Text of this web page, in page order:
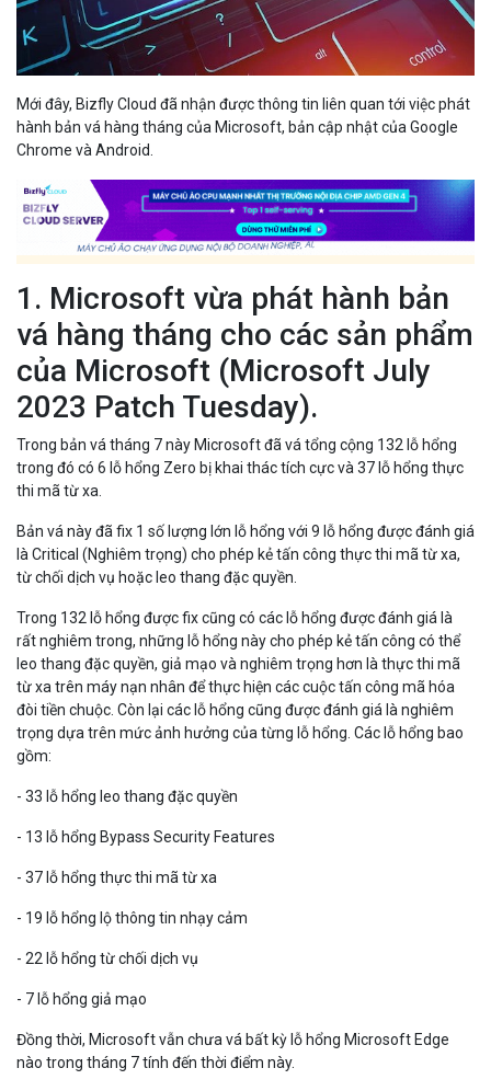
Mới đây, Bizfly Cloud đã nhận được thông tin liên quan tới việc phát
hành bản vá hàng tháng của Microsoft, bản cập nhật của Google
Chrome và Android.
1. Microsoft vừa phát hành bản
vá hàng tháng cho các sản phẩm
của Microsoft (Microsoft July
2023 Patch Tuesday).
Trong bản vá tháng 7 này Microsoft đã vá tổng cộng 132 lỗ hổng
trong đó có 6 lỗ hổng Zero bị khai thác tích cực và 37 lỗ hổng thực
thi mã từ xa.
Bản vá này đã fix 1 số lượng lớn lỗ hổng với 9 lỗ hổng được đánh giá
là Critical (Nghiêm trọng) cho phép kẻ tấn công thực thi mã từ xa,
từ chối dịch vụ hoặc leo thang đặc quyền.
Trong 132 lỗ hổng được fix cũng có các lỗ hổng được đánh giá là
rất nghiêm trong, những lỗ hổng này cho phép kẻ tấn công có thể
leo thang đặc quyền, giả mạo và nghiêm trọng hơn là thực thi mã
từ xa trên máy nạn nhân để thực hiện các cuộc tấn công mã hóa
đòi tiền chuộc. Còn lại các lỗ hổng cũng được đánh giá là nghiêm
trọng dựa trên mức ảnh hưởng của từng lỗ hổng. Các lỗ hổng bao
gồm:
- 33 lỗ hổng leo thang đặc quyền
- 13 lỗ hổng Bypass Security Features
- 37 lỗ hổng thực thi mã từ xa
- 19 lỗ hổng lộ thông tin nhạy cảm
- 22 lỗ hổng từ chối dịch vụ
- 7 lỗ hổng giả mạo
Đồng thời, Microsoft vẫn chưa vá bất kỳ lỗ hổng Microsoft Edge
nào trong tháng 7 tính đến thời điểm này.